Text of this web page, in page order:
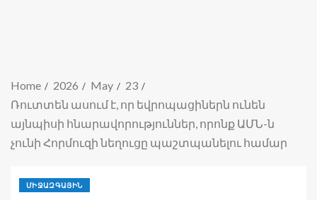
Home 2026 May
23
Ռուտտեն ասում է, որ եվրոպացիներն ունեն
այնպիսի հնարավորություններ, որոնք ԱՄՆ-ն
չունի Հորմուզի նեղուցը պաշտպանելու համար
ՄԻՋԱԶԳԱՅԻՆ